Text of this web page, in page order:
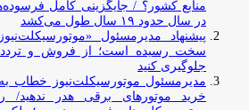
در سال حدود ۱۹ سال طول می‌کشد
پیشنهاد مدیرمسئول
سخت رسیده است؛ از فروش و تردد
جلوگیری کنید
مدیرمسئول موتورسیکلت‌نیوز خطاب
خرید موتورهای برقی هدر ندهید/